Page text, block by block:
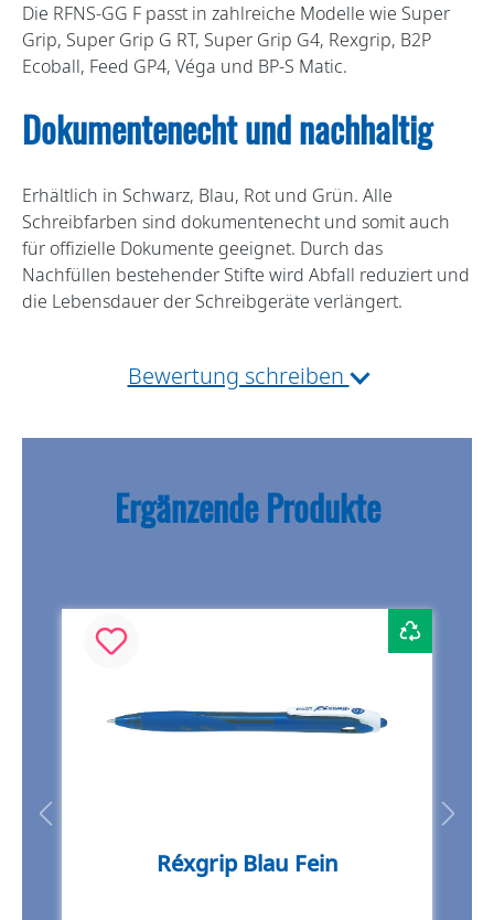
Die RFNS-GG F passt in zahlreiche Modelle wie Super
Grip, Super Grip G RT, Super Grip G4, Rexgrip, B2P
Ecoball, Feed GP4, Véga und BP-S Matic.
Dokumentenecht und nachhaltig
Erhältlich in Schwarz, Blau, Rot und Grün. Alle
Schreibfarben sind dokumentenecht und somit auch
für offizielle Dokumente geeignet. Durch das
Nachfüllen bestehender Stifte wird Abfall reduziert und
die Lebensdauer der Schreibgeräte verlängert.
Bewertung schreiben
Ergänzende Produkte
Réxgrip Blau Fein